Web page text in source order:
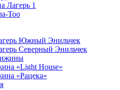
Лагерь 1
Тоо
Южный Энильчек
Северный Энильчек
«Light House»
«Рацека»